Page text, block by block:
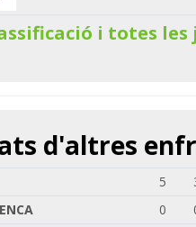
i totes les
d'altres
5
0